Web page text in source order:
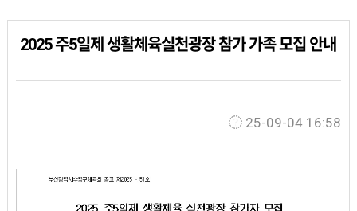
2025 주5일제 생활체육실천광장 참가 가족 모집 안내
25-09-04 16:58